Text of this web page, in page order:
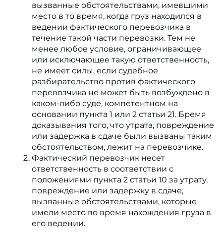
вызванные обстоятельствами, имевшими
место в то время, когда груз находился в
ведении фактического перевозчика в
течение такой части перевозки. Тем не
менее любое условие, ограничивающее
или исключающее такую ответственность,
не имеет силы, если судебное
разбирательство против фактического
перевозчика не может быть возбуждено в
каком-либо суде, компетентном на
основании пункта 1 или 2 статьи 21. Бремя
доказывания того, что утрата, повреждение
или задержка в сдаче были вызваны таким
обстоятельством, лежит на перевозчике.
Фактический перевозчик несет
ответственность в соответствии с
положениями пункта 2 статьи 10 за утрату,
повреждение или задержку в сдаче,
вызванные обстоятельствами, которые
имели место во время нахождения груза в
его ведении.